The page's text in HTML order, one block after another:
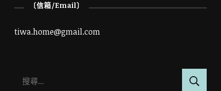
〔信箱/Email〕
tiwa.home@gmail.com